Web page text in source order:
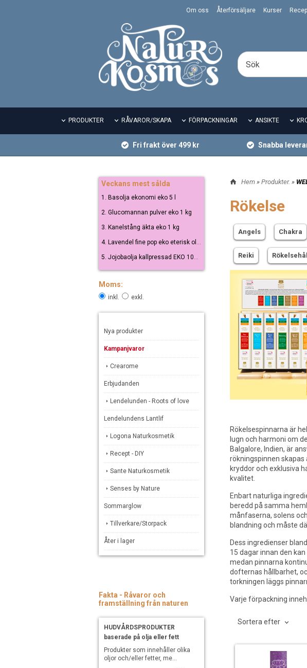
Om oss Återförsäljare Kurser
PRODUKTER RÅVAROR/SKAPA FÖRPACKNINGAR ANSIKTE
Fri frakt över 499 kr Snabba
Veckans mest sålda
1. Basolja ekonomi eko 5 l
2. Glucomannan pulver eko 1 kg
3. Kanelstång äkta eko 1 kg
4. Lavendel fine pop eko eterisk olja 10 ml
5. Jojobaolja kallpressad EKO 100 ml
Moms:
inkl. exkl.
Nya produkter
Kampanjvaror
Crearome
Erbjudanden
Lendelunden - Roots of love
Lendelundens Lantlif
Logona Naturkosmetik
Recept - DIY
Sante Naturkosmetik
Senses by Nature
Sommarglow
Tillverkare/Storpack
Åter i lager
Fakta - Råvaror och
framställning från naturen
HUDVÅRDSPRODUKTER
baserade på olja eller fett
Produkter som innehåller olika
oljor och/eller fetter, me...
Hem » Produkter. »
Rökelse
Angels Chakra
Reiki
Rökelsespinnarna är
lugn och harmoni om
Balgalore, Indien, är
rökningspinnen skapas
kryddor och exklusiva
kvalitet.
Enbart naturliga
beredd på samma
månfaserna, solens
blandning och måste
Dess ingredienser
15 dagar innan den
medan pinnarna
dofternas hållbarhet,
torkningen läggs
Varje förpackning
Sortera efter